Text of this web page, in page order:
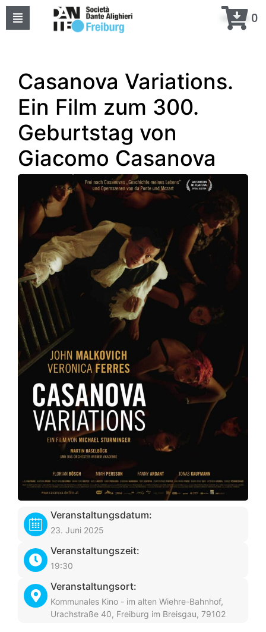
Über uns
Events
Kurse
Projekte
Kontakte
meine DANTE
0
Casanova Variations.
Ein Film zum 300.
Geburtstag von
Giacomo Casanova
Veranstaltungsdatum:
23. Juni 2025
Veranstaltungszeit:
19:30
Veranstaltungsort:
Kommunales Kino - im alten Wiehre-Bahnhof,
Urachstraße 40, Freiburg im Breisgau, 79102